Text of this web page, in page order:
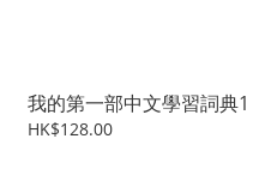
我的第一部中文學習詞典1
HK$128.00